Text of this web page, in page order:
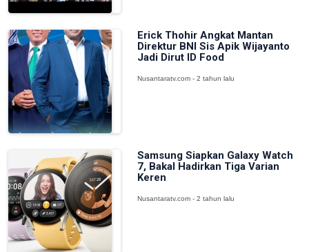
Erick Thohir Angkat Mantan
Direktur BNI Sis Apik Wijayanto
Jadi Dirut ID Food
Nusantaratv.com - 2 tahun lalu
Samsung Siapkan Galaxy Watch
7, Bakal Hadirkan Tiga Varian
Keren
Nusantaratv.com - 2 tahun lalu